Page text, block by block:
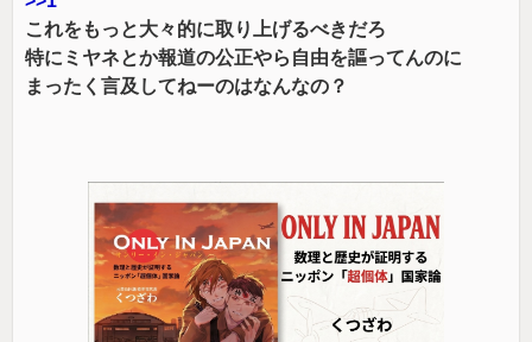
これをもっと大々的に取り上げるべきだろ
特にミヤネとか報道の公正やら自由を謳ってんのに
まったく言及してねーのはなんなの？